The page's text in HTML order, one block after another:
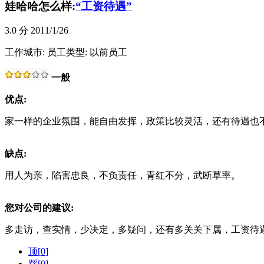
娃哈哈怎么样:“工资待遇”
3.0 分 2011/1/26
工作城市: 员工类型: 以前员工
一般
优点:
家一样的企业氛围，能自由发挥，政策比较灵活，还有待遇也
缺点:
用人为亲，陷害忠良，不负责任，青红不分，武断草率。
您对公司的建议:
多走访，查实情，少决定，多疑问，还有多关关下属，工资待
顶[0]